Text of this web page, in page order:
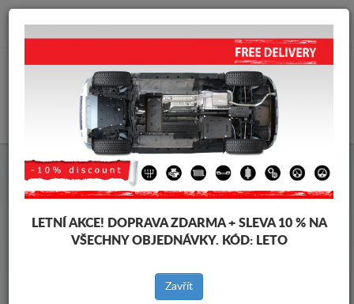
info@krytpodmotor.com
Kryt pod motor Skoda Kryt pod motor Skoda Yeti
vozidel
Značky vozidel
Zpět na produkty
LETNÍ AKCE! DOPRAVA ZDARMA + SLEVA 10 % NA
VŠECHNY OBJEDNÁVKY. KÓD: LETO
Zavřít